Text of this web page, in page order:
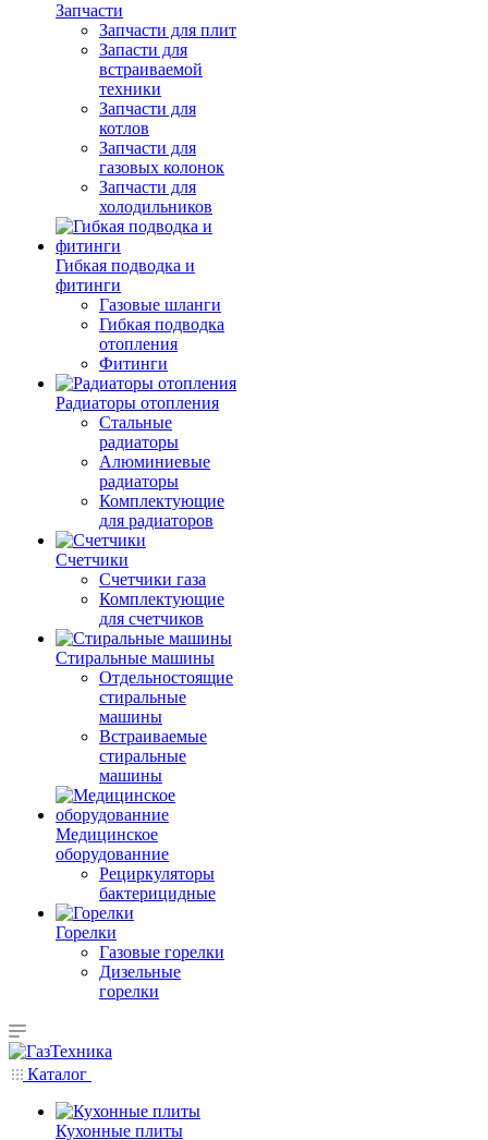
Запчасти
Запчасти для плит
Запасти для
встраиваемой
техники
Запчасти для
котлов
Запчасти для
газовых колонок
Запчасти для
холодильников
Гибкая подводка и
фитинги
Газовые шланги
Гибкая подводка
отопления
Фитинги
Радиаторы отопления
Стальные
радиаторы
Алюминиевые
радиаторы
Комплектующие
для радиаторов
Счетчики
Счетчики газа
Комплектующие
для счетчиков
Стиральные машины
Отдельностоящие
стиральные
машины
Встраиваемые
стиральные
машины
Медицинское
оборудованние
Рециркуляторы
бактерицидные
Горелки
Газовые горелки
Дизельные
горелки
Каталог
Кухонные плиты